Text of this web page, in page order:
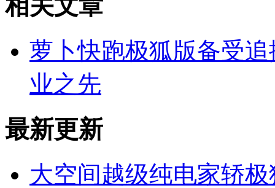
相关文章
萝卜快跑极狐版备受
业之先
最新更新
大空间越级纯电家轿